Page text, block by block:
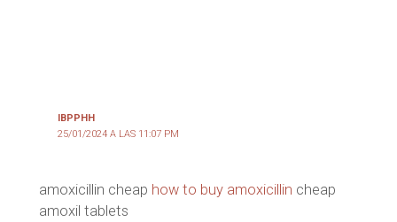
IBPPHH
25/01/2024 A LAS 11:07 PM
amoxicillin cheap how to buy amoxicillin cheap
amoxil tablets